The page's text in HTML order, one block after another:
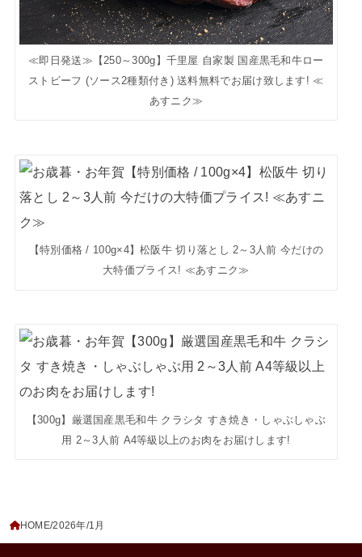
≪即日発送≫【250～300g】千里屋 自家製 国産黒毛和牛ロー
ストビーフ (ソース2種類付き) 送料無料でお届け致します! ≪
あすニク≫
【特別価格 / 100g×4】松阪牛 切り落とし 2～3人前 今だけの
大特価プライス! ≪あすニク≫
【300g】厳選国産黒毛和牛 クラシタ すき焼き・しゃぶしゃぶ
用 2～3人前 A4等級以上のお肉をお届けします!
HOME 2026年 1月